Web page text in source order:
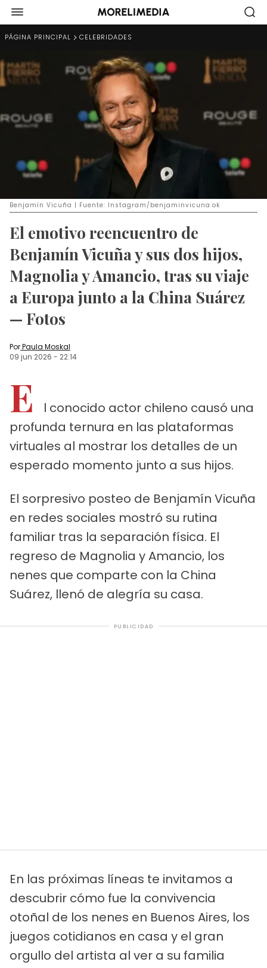
PÁGINA PRINCIPAL CELEBRIDADES
Benjamín Vicuña | Fuente: Instagram/benjaminvicuna.ok
El emotivo reencuentro de
Benjamín Vicuña y sus dos hijos,
Magnolia y Amancio, tras su viaje
a Europa junto a la China Suárez
— Fotos
PorPaula Moskal
09 jun 2026 - 22:14
E
l conocido actor chileno causó una
profunda ternura en las plataformas
virtuales al mostrar los detalles de un
esperado momento junto a sus hijos.
El sorpresivo posteo de Benjamín Vicuña
en redes sociales mostró su rutina
familiar tras la separación física. El
regreso de Magnolia y Amancio, los
nenes que comparte con la China
Suárez, llenó de alegría su casa.
PUBLICIDAD
En las próximas líneas te invitamos a
descubrir cómo fue la convivencia
otoñal de los nenes en Buenos Aires, los
juegos cotidianos en casa y el gran
orgullo del artista al ver a su familia